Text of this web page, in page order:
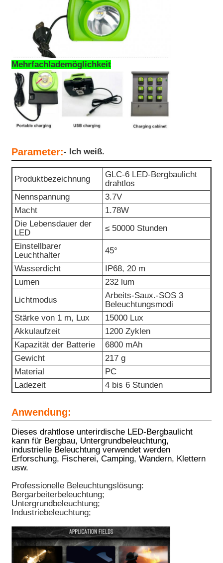
Mehrfachlademöglichkeit
Parameter:- Ich weiß.
Produktbezeichnung
GLC-6 LED-Bergbaulicht
drahtlos
Nennspannung
3.7V
Macht
1.78W
Die Lebensdauer der
LED
≤ 50000 Stunden
Einstellbarer
Leuchthalter
45°
Wasserdicht
IP68, 20 m
Lumen
232 lum
Lichtmodus
Arbeits-Saux.-SOS 3
Beleuchtungsmodi
Stärke von 1 m, Lux
15000 Lux
Akkulaufzeit
1200 Zyklen
Kapazität der Batterie
6800 mAh
Gewicht
217 g
Material
PC
Ladezeit
4 bis 6 Stunden
Anwendung:
Dieses drahtlose unterirdische LED-Bergbaulicht
kann für Bergbau, Untergrundbeleuchtung,
industrielle Beleuchtung verwendet werden
Erforschung, Fischerei, Camping, Wandern, Klettern
usw.
Professionelle Beleuchtungslösung:
Bergarbeiterbeleuchtung;
Untergrundbeleuchtung;
Industriebeleuchtung;